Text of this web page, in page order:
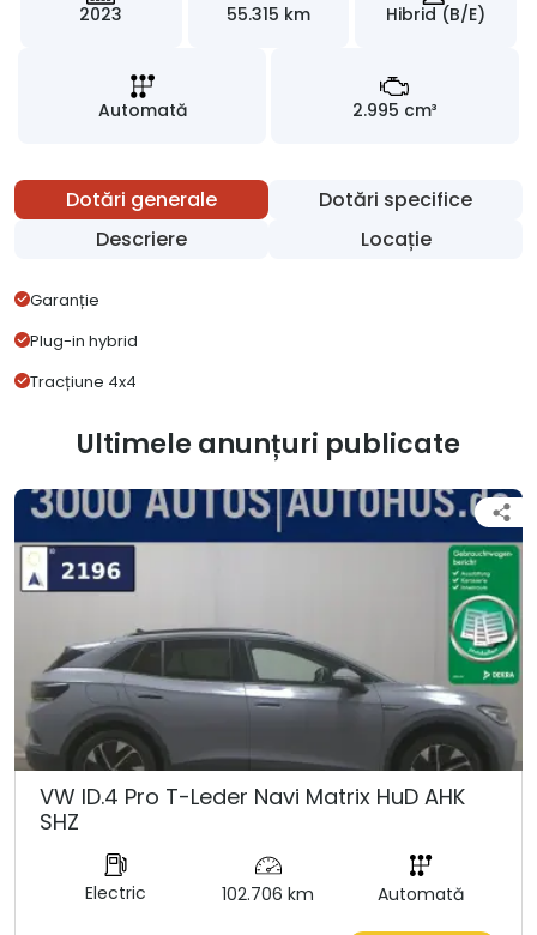
2023 55.315 km Hibrid (B/E)
Automată 2.995 cm³
Dotări generale
Dotări specifice
Descriere
Locație
Garanție
Plug-in hybrid
Tracțiune 4x4
Ultimele anunțuri publicate
VW ID.4 Pro T-Leder Navi Matrix HuD AHK
SHZ
Electric 102.706 km Automată